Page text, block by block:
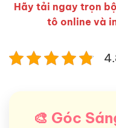
Hãy tải ngay trọn
tô online và
🎨 Góc